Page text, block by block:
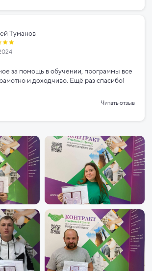
Туманов
за помощь в обучении, программы все
и доходчиво. Ещё раз спасибо!
Читать отзыв